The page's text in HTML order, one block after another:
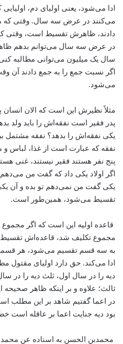
ادا می‌شود، یعنی اولیای دم،
می‌کنند در عرض سه سال. وقتی که
دادند، ظاهرش تقسیط است، وقتی
در عرض سه سال می‌توانم بدهم
سال یک میلیون می‌توانی مطالبه
اگر نسبت جمع را به جمع دادند
می‌شود.
مثلاً نظیرش این است که الان انسان
پدر فقیر است نفقه‌اش را باید ولد
یکی نفقه‌اش را بدهد؟ نفقه
نفقه که عبارت است از غذا، لباس و
پنج نفر هستند فقیر نیستند، غنی
اگر اولاد یکی داد که گفت من
یکی گفت من نمی‌دهم تو بده و آن
تقسیط می‌شود، همین‌طور است.
قاعده اولیه این است که اگر
مجموع تکلیف شد، قاعده‌اش
به سه قسم تقسیم می‌شود، هر
ادا می‌کند. حق دارد اولیای مقتول
دیه را در سال اول، ثلث دیه را در
ثالث؛ علاوه و بر اینکه ظاهر صحیحه
در اعما گفتیم شاهد بر این مطلب
بود دیه جنایت اعما بر عاقله
محمد‌بن الحسن به اسناده عن